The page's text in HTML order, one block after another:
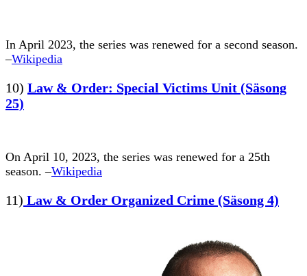
In April 2023, the series was renewed for a second season.
–Wikipedia
10) Law & Order: Special Victims Unit (Säsong
25)
On April 10, 2023, the series was renewed for a 25th
season. –Wikipedia
11) Law & Order Organized Crime (Säsong 4)